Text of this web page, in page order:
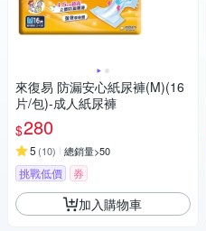
來復易 防漏安心紙尿褲(M)(16
片/包)-成人紙尿褲
$280
5 (10) 總銷量>50
挑戰低價 券
加入購物車